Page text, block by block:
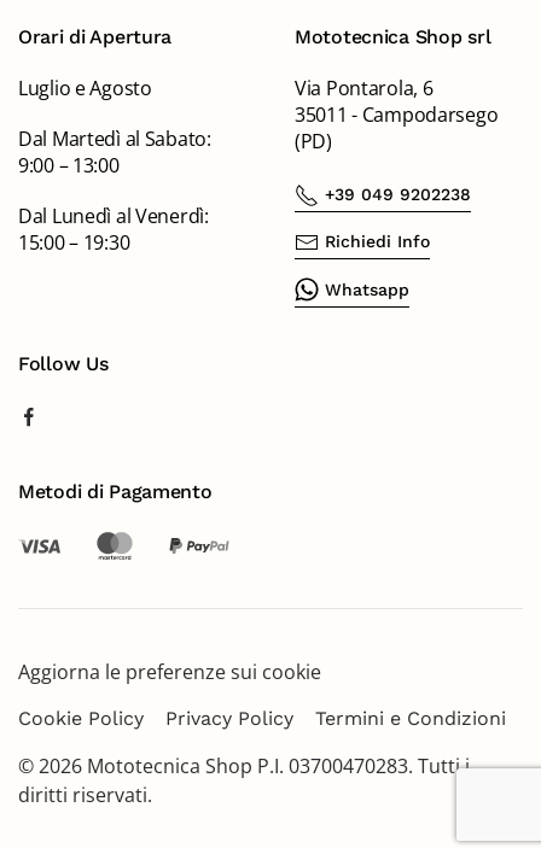
Orari di Apertura
Luglio e Agosto
Dal Martedì al Sabato:
9:00 – 13:00
Dal Lunedì al Venerdì:
15:00 – 19:30
Mototecnica Shop srl
Via Pontarola, 6
35011 - Campodarsego
(PD)
+39 049 9202238
Richiedi Info
Whatsapp
Follow Us
Metodi di Pagamento
Aggiorna le preferenze sui cookie
Cookie Policy Privacy Policy Termini e Condizioni
©2026 Mototecnica Shop P.I. 03700470283. Tutti i
diritti riservati.